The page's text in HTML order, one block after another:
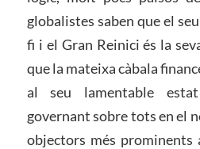
globalistes saben que el
fi i el Gran Reinici és la
que la mateixa càbala
al seu lamentable
governant sobre tots en el
objectors més prominents